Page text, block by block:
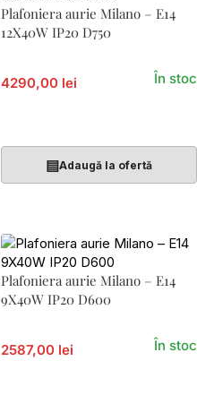
Plafoniera aurie Milano – E14
12X40W IP20 D750
4290,00 lei În stoc
▤Adaugă la ofertă
Plafoniera aurie Milano – E14
9X40W IP20 D600
2587,00 lei În stoc